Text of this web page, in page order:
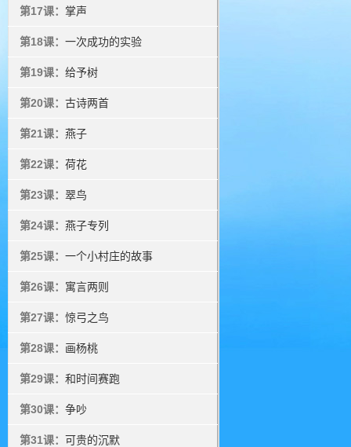
第17课： 掌声
第18课： 一次成功的实验
第19课： 给予树
第20课： 古诗两首
第21课： 燕子
第22课： 荷花
第23课： 翠鸟
第24课： 燕子专列
第25课： 一个小村庄的故事
第26课： 寓言两则
第27课： 惊弓之鸟
第28课： 画杨桃
第29课： 和时间赛跑
第30课： 争吵
第31课： 可贵的沉默